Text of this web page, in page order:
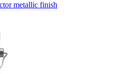
metallic finish